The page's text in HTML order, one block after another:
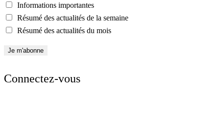
Informations importantes
Résumé des actualités de la semaine
Résumé des actualités du mois
Connectez-vous